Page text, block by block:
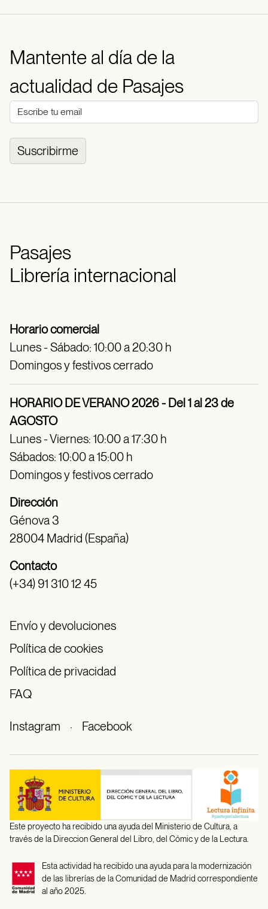
Mantente al día de la
actualidad de Pasajes
Suscribirme
Pasajes
Librería internacional
Horario comercial
Lunes - Sábado: 10:00 a 20:30 h
Domingos y festivos cerrado
HORARIO DE VERANO 2026 - Del 1 al 23 de
AGOSTO
Lunes - Viernes: 10:00 a 17:30 h
Sábados: 10:00 a 15:00 h
Domingos y festivos cerrado
Dirección
Génova 3
28004 Madrid (España)
Contacto
(+34) 91 310 12 45
Envío y devoluciones
Política de cookies
Política de privacidad
FAQ
Instagram · Facebook
Este proyecto ha recibido una ayuda del Ministerio de Cultura, a
través de la Direccion General del Libro, del Cómic y de la Lectura.
Esta actividad ha recibido una ayuda para la modernización
de las librerías de la Comunidad de Madrid correspondiente
al año 2025.